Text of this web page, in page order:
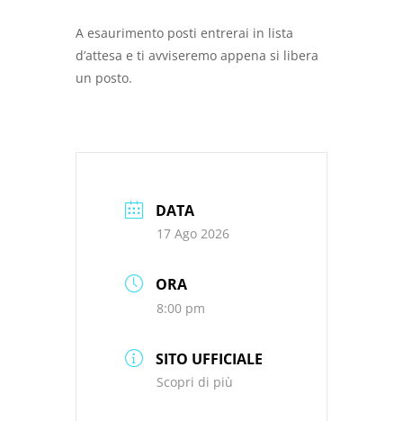
A esaurimento posti entrerai in lista
d’attesa e ti avviseremo appena si libera
un posto.
DATA
17 Ago 2026
ORA
8:00 pm
SITO UFFICIALE
Scopri di più